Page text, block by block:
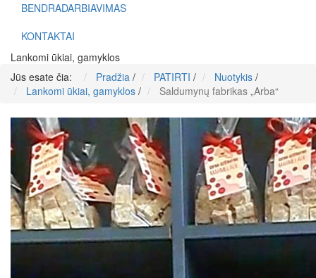
BENDRADARBIAVIMAS
KONTAKTAI
Lankomi ūkiai, gamyklos
Jūs esate čia:
Pradžia / PATIRTI / Nuotykis /
Lankomi ūkiai, gamyklos / Saldumynų fabrikas „Arba“